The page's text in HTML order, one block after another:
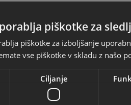
piškotke za
piškotke za izboljšanje
vse piškotke v skladu z našo
Ciljanje